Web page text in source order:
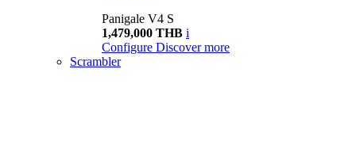
Panigale V4 S
1,479,000 THB i
Configure Discover more
Scrambler